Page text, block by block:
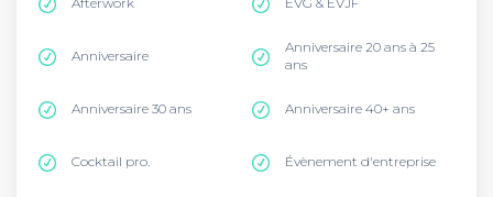
Anniversaire
Anniversaire 20 ans à 25
ans
Anniversaire 30 ans Anniversaire 40+ ans
Cocktail pro. Évènement d'entreprise